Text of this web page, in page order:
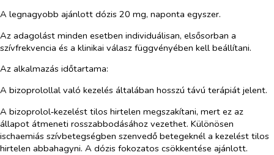
A legnagyobb ajánlott dózis 20 mg, naponta egyszer.
Az adagolást minden esetben individuálisan, elsősorban a
szívfrekvencia és a klinikai válasz függvényében kell beállítani.
Az alkalmazás időtartama:
A bizoprolollal való kezelés általában hosszú távú terápiát jelent.
A bizoprolol‑kezelést tilos hirtelen megszakítani, mert ez az
állapot átmeneti rosszabbodásához vezethet. Különösen
ischaemiás szívbetegségben szenvedő betegeknél a kezelést tilos
hirtelen abbahagyni. A dózis fokozatos csökkentése ajánlott.